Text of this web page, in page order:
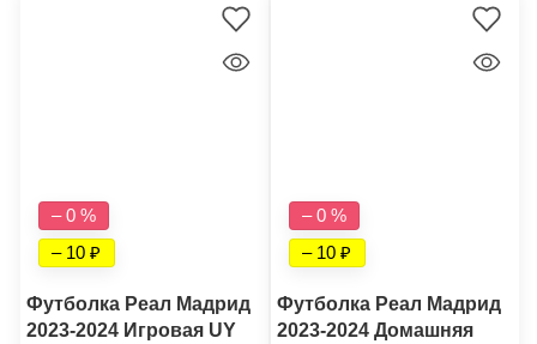
– 0 %
– 10
Футболка Реал Мадрид
2023-2024 Игровая UY
– 0 %
– 10
Футболка Реал Мадрид
2023-2024 Домашняя